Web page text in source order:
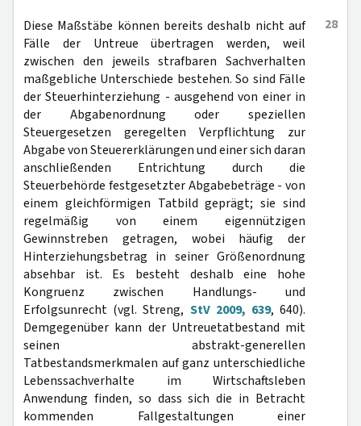
28
Diese Maßstäbe können bereits deshalb nicht auf
Fälle der Untreue übertragen werden, weil
zwischen den jeweils strafbaren Sachverhalten
maßgebliche Unterschiede bestehen. So sind Fälle
der Steuerhinterziehung - ausgehend von einer in
der Abgabenordnung oder speziellen
Steuergesetzen geregelten Verpflichtung zur
Abgabe von Steuererklärungen und einer sich daran
anschließenden Entrichtung durch die
Steuerbehörde festgesetzter Abgabebeträge - von
einem gleichförmigen Tatbild geprägt; sie sind
regelmäßig von einem eigennützigen
Gewinnstreben getragen, wobei häufig der
Hinterziehungsbetrag in seiner Größenordnung
absehbar ist. Es besteht deshalb eine hohe
Kongruenz zwischen Handlungs- und
Erfolgsunrecht (vgl. Streng, StV 2009, 639, 640).
Demgegenüber kann der Untreuetatbestand mit
seinen abstrakt-generellen
Tatbestandsmerkmalen auf ganz unterschiedliche
Lebenssachverhalte im Wirtschaftsleben
Anwendung finden, so dass sich die in Betracht
kommenden Fallgestaltungen einer